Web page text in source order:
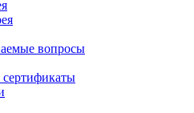
вопросы